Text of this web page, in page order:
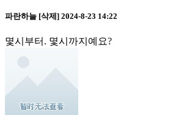
파란하늘 [삭제] 2024-8-23 14:22
몇시부터. 몇시까지예요?